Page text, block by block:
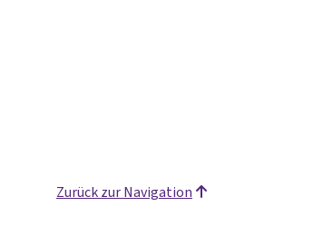
Zurück zur Navigation